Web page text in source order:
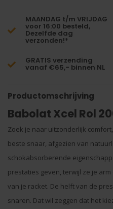
MAANDAG t/m VRIJDAG
voor 16:00 besteld,
Dezelfde dag
verzonden!*
GRATIS verzending
vanaf €65,- binnen NL
Productomschrijving
Babolat Xcel Rol
Zoek je naar uitzonderlijk
beste snaar, afgezien van
schokabsorberende
prestaties geven, terwijl ze je
van je racket. De helft van de
snaren. Dat wil zeggen dat het